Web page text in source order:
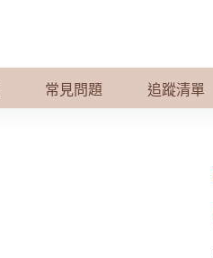
常見問題 追蹤清單